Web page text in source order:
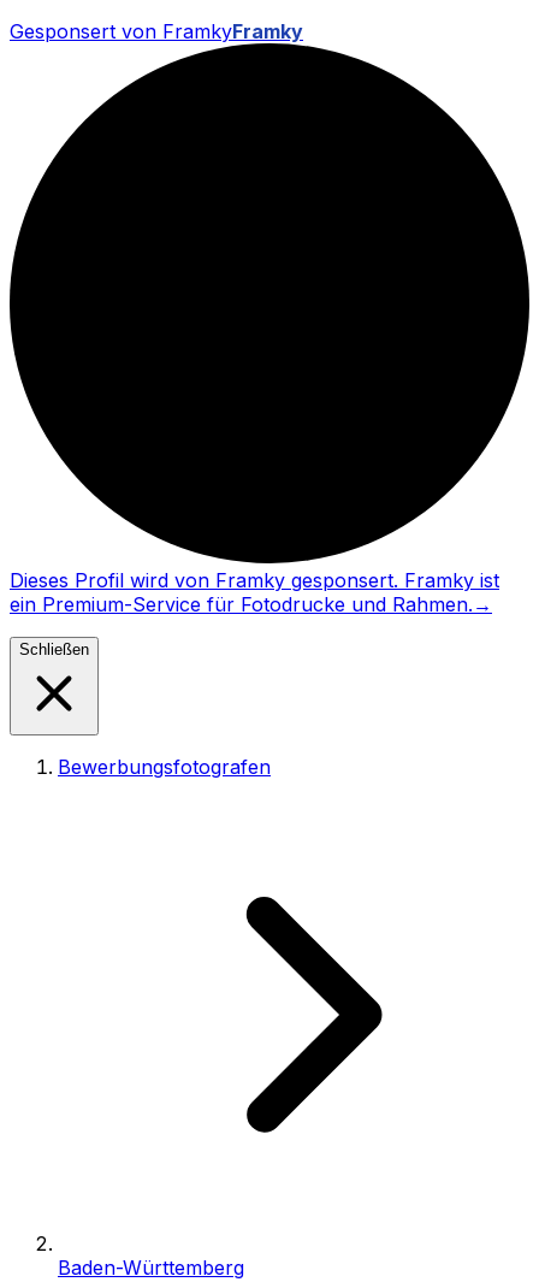
Gesponsert von FramkyFramky
Dieses Profil wird von Framky gesponsert. Framky ist
ein Premium-Service für Fotodrucke und Rahmen. →
Schließen
Bewerbungsfotografen
Baden-Württemberg